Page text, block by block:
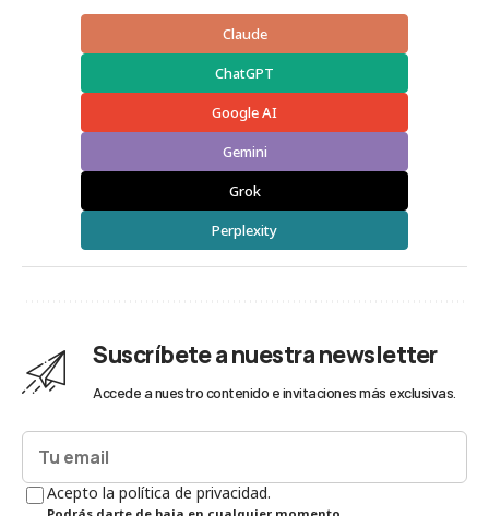
Claude
ChatGPT
Google AI
Gemini
Grok
Perplexity
Suscríbete a nuestra newsletter
Accede a nuestro contenido e invitaciones más exclusivas.
Acepto la política de privacidad.